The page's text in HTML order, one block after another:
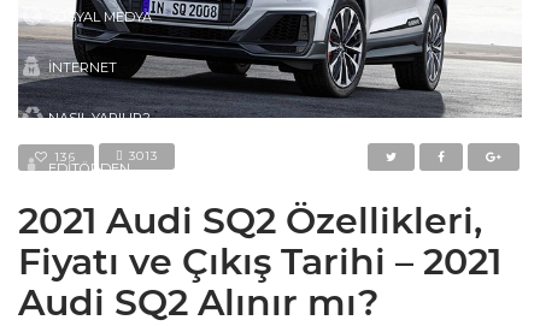
SOSYAL MEDYA
İNTERNET
NASIL YAPILIR?
EDITÖRDEN
136 3013
2021 Audi SQ2 Özellikleri,
Fiyatı ve Çıkış Tarihi – 2021
Audi SQ2 Alınır mı?